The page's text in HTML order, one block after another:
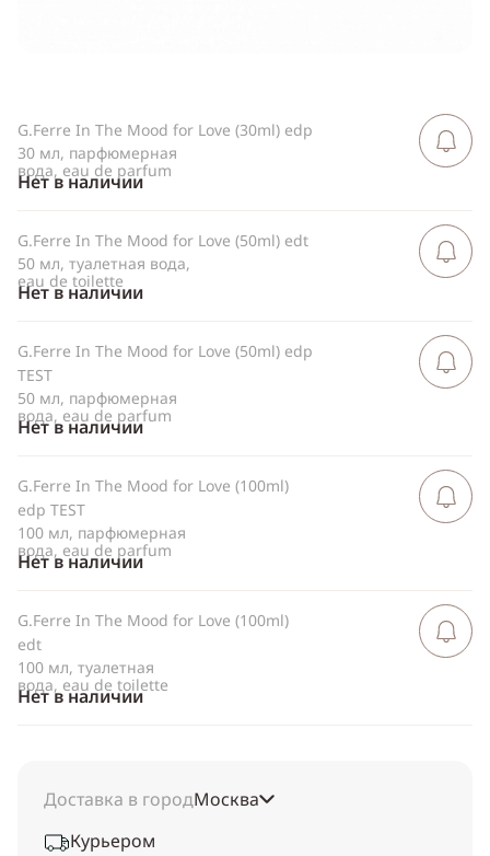
G.Ferre In The Mood for Love (30ml) edp
30 мл, парфюмерная
вода, eau de parfum
Нет в наличии
Сообщить
G.Ferre In The Mood for Love (50ml) edt
50 мл, туалетная вода,
eau de toilette
Нет в наличии
Сообщить
G.Ferre In The Mood for Love (50ml) edp
TEST
50 мл, парфюмерная
вода, eau de parfum
Нет в наличии
Сообщить
G.Ferre In The Mood for Love (100ml)
edp TEST
100 мл, парфюмерная
вода, eau de parfum
Нет в наличии
Сообщить
G.Ferre In The Mood for Love (100ml)
edt
100 мл, туалетная
вода, eau de toilette
Нет в наличии
Сообщить
Доставка в городМосква
Курьером